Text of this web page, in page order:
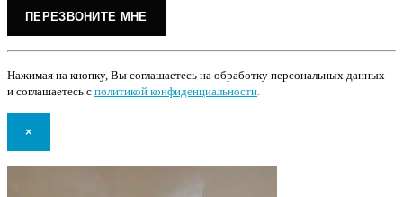
Нажимая на кнопку, Вы соглашаетесь на обработку персональных данных
и соглашаетесь с политикой конфиденциальности
×